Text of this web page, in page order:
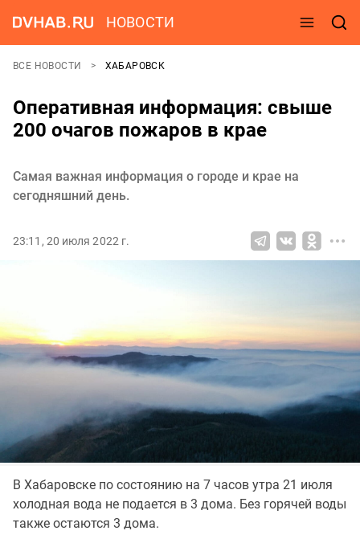
НОВОСТИ
ВСЕ НОВОСТИ ХАБАРОВСК
Оперативная информация: свыше
200 очагов пожаров в крае
Самая важная информация о городе и крае на
сегодняшний день.
23:11, 20 июля 2022 г.
В Хабаровске по состоянию на 7 часов утра 21 июля
холодная вода не подается в 3 дома. Без горячей воды
также остаются 3 дома.